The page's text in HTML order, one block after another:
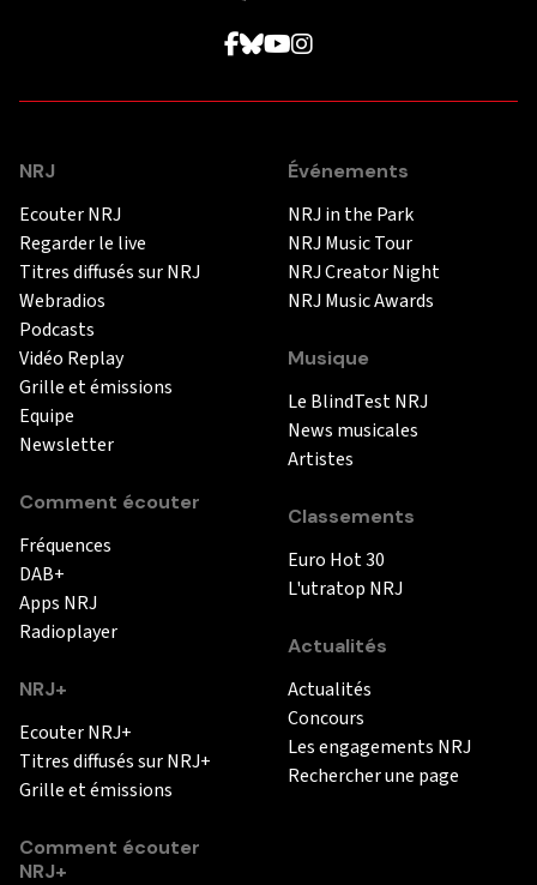
NRJ
Ecouter NRJ
Regarder le live
Titres diffusés sur NRJ
Webradios
Podcasts
Vidéo Replay
Grille et émissions
Equipe
Newsletter
Comment écouter
Fréquences
DAB+
Apps NRJ
Radioplayer
NRJ+
Ecouter NRJ+
Titres diffusés sur NRJ+
Grille et émissions
Comment écouter
NRJ+
Événements
NRJ in the Park
NRJ Music Tour
NRJ Creator Night
NRJ Music Awards
Musique
Le BlindTest NRJ
News musicales
Artistes
Classements
Euro Hot 30
L'utratop NRJ
Actualités
Actualités
Concours
Les engagements NRJ
Rechercher une page